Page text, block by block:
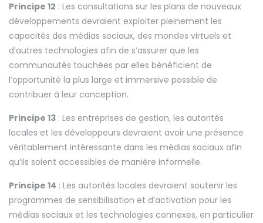
Principe 12 : Les consultations sur les plans de nouveaux
développements devraient exploiter pleinement les
capacités des médias sociaux, des mondes virtuels et
d’autres technologies afin de s’assurer que les
communautés touchées par elles bénéficient de
l’opportunité la plus large et immersive possible de
contribuer à leur conception.
Principe 13 : Les entreprises de gestion, les autorités
locales et les développeurs devraient avoir une présence
véritablement intéressante dans les médias sociaux afin
qu’ils soient accessibles de manière informelle.
Principe 14 : Les autorités locales devraient soutenir les
programmes de sensibilisation et d’activation pour les
médias sociaux et les technologies connexes, en particulier